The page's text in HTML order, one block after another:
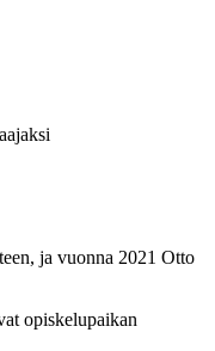
ja vuonna 2021 Otto
opiskelupaikan